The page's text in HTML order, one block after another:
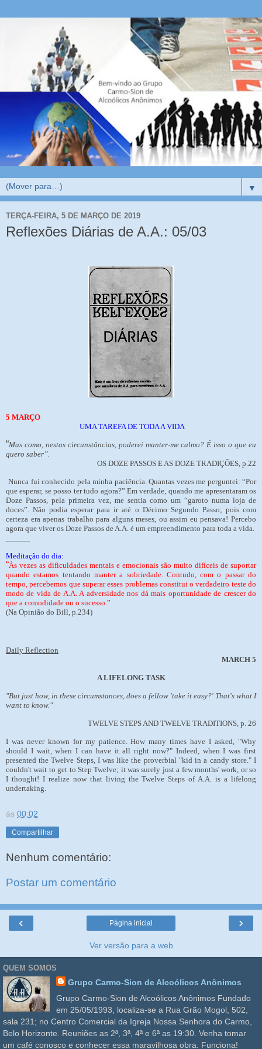
▼
TERÇA-FEIRA, 5 DE MARÇO DE 2019
Reflexões Diárias de A.A.: 05/03
5 MARÇO
UMA TAREFA DE TODA A VIDA
“Mas como, nestas circunstâncias, poderei manter-me calmo? É isso o que eu
quero saber”.
OS DOZE PASSOS E AS DOZE TRADIÇÕES, p.22
Nunca fui conhecido pela minha paciência. Quantas vezes me perguntei: “Por
que esperar, se posso ter tudo agora?” Em verdade, quando me apresentaram os
Doze Passos, pela primeira vez, me sentia como um “garoto numa loja de
doces”. Não podia esperar para ir até o Décimo Segundo Passo; pois com
certeza era apenas trabalho para alguns meses, ou assim eu pensava! Percebo
agora que viver os Doze Passos de A.A. é um empreendimento para toda a vida.
Meditação do dia:
“Às vezes as dificuldades mentais e emocionais são muito difíceis de suportar
quando estamos tentando manter a sobriedade. Contudo, com o passar do
tempo, percebemos que superar esses problemas constitui o verdadeiro teste do
modo de vida de A.A. A adversidade nos dá mais oportunidade de crescer do
que a comodidade ou o sucesso.”
(Na Opinião do Bill, p.234)
Daily Reflection
MARCH 5
A LIFELONG TASK
"But just how, in these circumstances, does a fellow 'take it easy?' That's what I
want to know."
TWELVE STEPS AND TWELVE TRADITIONS, p. 26
I was never known for my patience. How many times have I asked, "Why
should I wait, when I can have it all right now?" Indeed, when I was first
presented the Twelve Steps, I was like the proverbial "kid in a candy store." I
couldn't wait to get to Step Twelve; it was surely just a few months' work, or so
I thought! I realize now that living the Twelve Steps of A.A. is a lifelong
undertaking.
às 00:02
Compartilhar
Nenhum comentário:
Postar um comentário
‹ ›
Página inicial
Ver versão para a web
QUEM SOMOS
Grupo Carmo-Sion de Alcoólicos Anônimos
Grupo Carmo-Sion de Alcoólicos Anônimos Fundado
em 25/05/1993, localiza-se a Rua Grão Mogol, 502,
sala 231; no Centro Comercial da Igreja Nossa Senhora do Carmo,
Belo Horizonte. Reuniões as 2ª, 3ª, 4ª e 6ª as 19:30. Venha tomar
um café conosco e conhecer essa maravilhosa obra. Funciona!